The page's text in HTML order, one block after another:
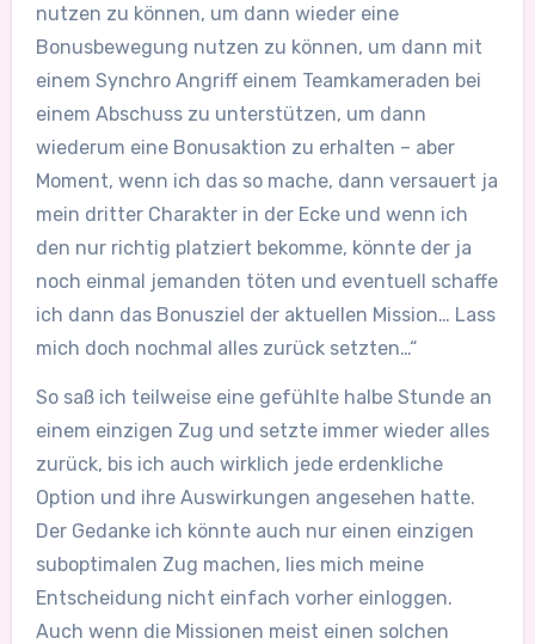
nutzen zu können, um dann wieder eine
Bonusbewegung nutzen zu können, um dann mit
einem Synchro Angriff einem Teamkameraden bei
einem Abschuss zu unterstützen, um dann
wiederum eine Bonusaktion zu erhalten – aber
Moment, wenn ich das so mache, dann versauert ja
mein dritter Charakter in der Ecke und wenn ich
den nur richtig platziert bekomme, könnte der ja
noch einmal jemanden töten und eventuell schaffe
ich dann das Bonusziel der aktuellen Mission… Lass
mich doch nochmal alles zurück setzten…“
So saß ich teilweise eine gefühlte halbe Stunde an
einem einzigen Zug und setzte immer wieder alles
zurück, bis ich auch wirklich jede erdenkliche
Option und ihre Auswirkungen angesehen hatte.
Der Gedanke ich könnte auch nur einen einzigen
suboptimalen Zug machen, lies mich meine
Entscheidung nicht einfach vorher einloggen.
Auch wenn die Missionen meist einen solchen